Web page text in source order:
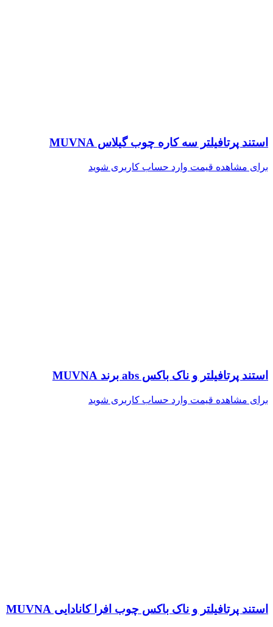
استند پرتافیلتر سه کاره چوب گیلاس MUVNA
برای مشاهده قیمت وارد حساب کاربری شوید
استند پرتافیلتر و ناک باکس abs برند MUVNA
برای مشاهده قیمت وارد حساب کاربری شوید
استند پرتافیلتر و ناک باکس چوب افرا کانادایی MUVNA